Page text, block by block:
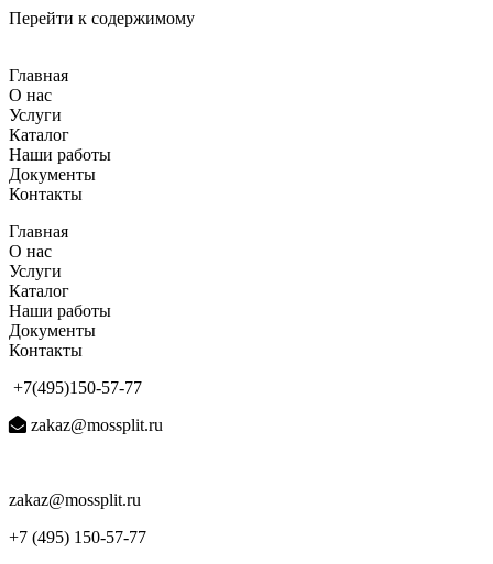
Перейти к содержимому
Главная
О нас
Услуги
Каталог
Наши работы
Документы
Контакты
Главная
О нас
Услуги
Каталог
Наши работы
Документы
Контакты
+7(495)150-57-77
zakaz@mossplit.ru
zakaz@mossplit.ru
+7 (495) 150-57-77